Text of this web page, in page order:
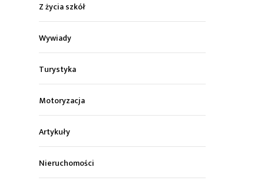
Z życia szkół
Wywiady
Turystyka
Motoryzacja
Artykuły
Nieruchomości